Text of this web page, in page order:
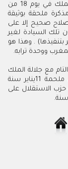
هنا حرر حزب الاستقلال مذكرة رفعها إلى جلالة الملك في يوم 18 من
ملحقة بوثيقة
صحيح إلا على
تلك السيادة لغير
. وهذا هو
ووحدة ترابه.
مع جلالة الملك
محمد الخامس، رحمه الله، صنع حزب الاستقلال ملحمة 11يناير سنة
حزب الاستقلال على